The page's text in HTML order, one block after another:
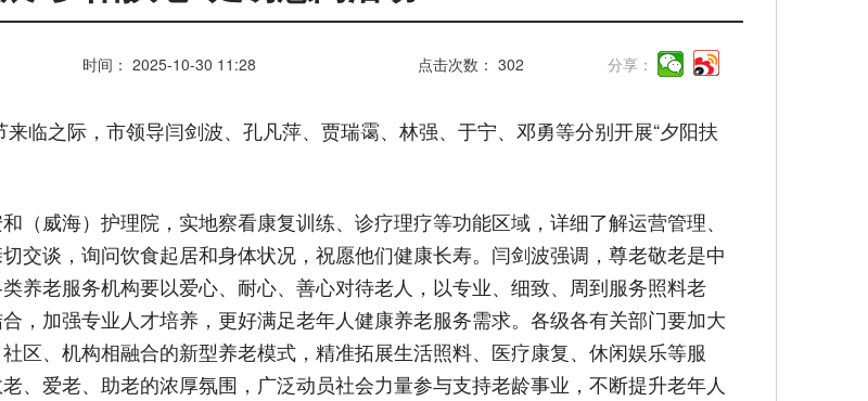
时间： 2025-10-30 11:28 点击次数：302 分享：
临之际，市领导闫剑波、孔凡萍、贾瑞霭、林强、于宁、邓勇等分别开展“夕阳扶
（威海）护理院，实地察看康复训练、诊疗理疗等功能区域，详细了解运营管理、
交谈，询问饮食起居和身体状况，祝愿他们健康长寿。闫剑波强调，尊老敬老是中
养老服务机构要以爱心、耐心、善心对待老人，以专业、细致、周到服务照料老
，加强专业人才培养，更好满足老年人健康养老服务需求。各级各有关部门要加大
区、机构相融合的新型养老模式，精准拓展生活照料、医疗康复、休闲娱乐等服
、爱老、助老的浓厚氛围，广泛动员社会力量参与支持老龄事业，不断提升老年人